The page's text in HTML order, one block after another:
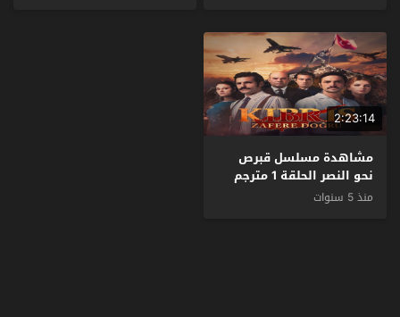
2:23:14
مشاهدة مسلسل قبرص
نحو النصر الحلقة 1 مترجم
منذ 5 سنوات